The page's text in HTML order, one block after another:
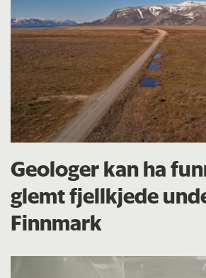
Geologer kan ha
glemt fjellkjede
Finnmark